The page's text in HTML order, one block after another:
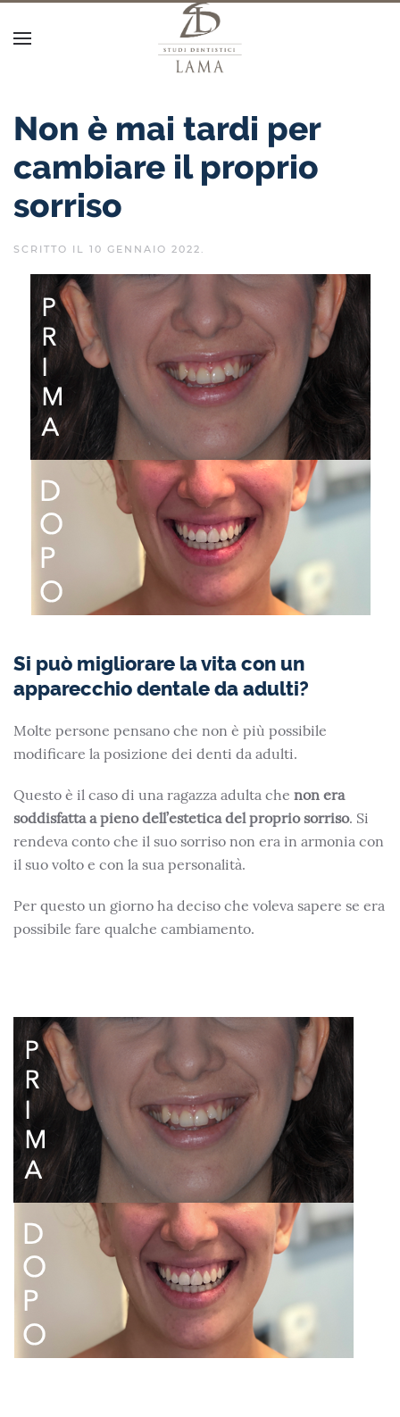
Non è mai tardi per
cambiare il proprio
sorriso
SCRITTO IL 10 GENNAIO 2022 .
Si può migliorare la vita con un
apparecchio dentale da adulti?
Molte persone pensano che non è più possibile
modificare la posizione dei denti da adulti.
Questo è il caso di una ragazza adulta che non era
soddisfatta a pieno dell’estetica del proprio sorriso. Si
rendeva conto che il suo sorriso non era in armonia con
il suo volto e con la sua personalità.
Per questo un giorno ha deciso che voleva sapere se era
possibile fare qualche cambiamento.